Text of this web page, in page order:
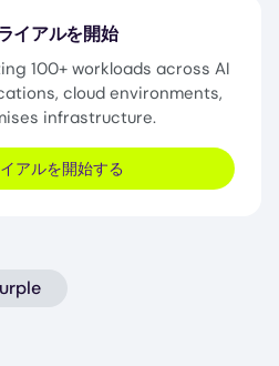
イアルを開始
100+ workloads across AI
cloud environments,
infrastructure.
アルを開始する